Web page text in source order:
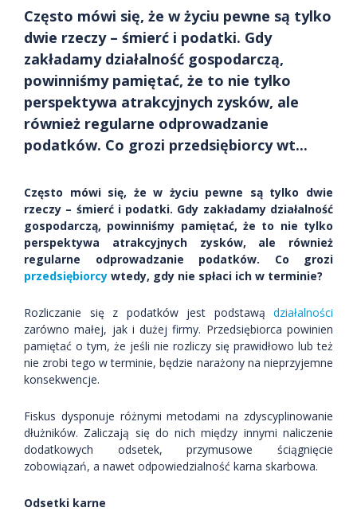
Często mówi się, że w życiu pewne są tylko
dwie rzeczy – śmierć i podatki. Gdy
zakładamy działalność gospodarczą,
powinniśmy pamiętać, że to nie tylko
perspektywa atrakcyjnych zysków, ale
również regularne odprowadzanie
podatków. Co grozi przedsiębiorcy wt...
Często mówi się, że w życiu pewne są tylko dwie
rzeczy – śmierć i podatki. Gdy zakładamy działalność
gospodarczą, powinniśmy pamiętać, że to nie tylko
perspektywa atrakcyjnych zysków, ale również
regularne odprowadzanie podatków. Co grozi
przedsiębiorcy wtedy, gdy nie spłaci ich w terminie?
Rozliczanie się z podatków jest podstawą działalności
zarówno małej, jak i dużej firmy. Przedsiębiorca powinien
pamiętać o tym, że jeśli nie rozliczy się prawidłowo lub też
nie zrobi tego w terminie, będzie narażony na nieprzyjemne
konsekwencje.
Fiskus dysponuje różnymi metodami na zdyscyplinowanie
dłużników. Zaliczają się do nich między innymi naliczenie
dodatkowych odsetek, przymusowe ściągnięcie
zobowiązań, a nawet odpowiedzialność karna skarbowa.
Odsetki karne